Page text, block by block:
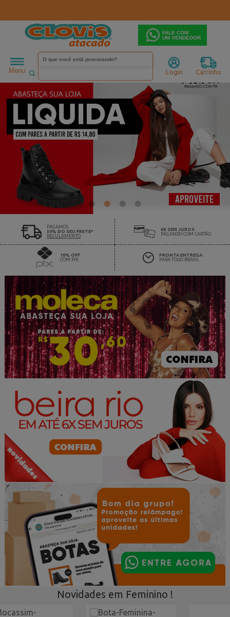
FALE COM
UM VENDEDOR
Menu Login Carrinho
PAGAMOS
50% DO SEU FRETE*
REGULAMENTO
10% OFF
COM PIX
6X SEM JUROS
PAGANDO COM CARTÃO
PRONTA ENTREGA
PARA TODO BRASIL
Novidades em Feminino !